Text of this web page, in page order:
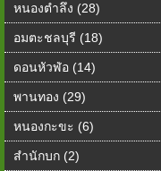
หนองตำลึง (28)
อมตะชลบุรี (18)
ดอนหัวฬ่อ (14)
พานทอง (29)
หนองกะขะ (6)
สำนักบก (2)